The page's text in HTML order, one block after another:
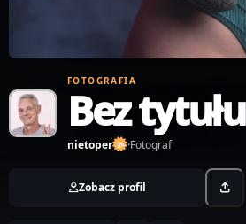
FOTOGRAFIA
Bez tytułu
nietoper ·Fotograf
Zobacz profil